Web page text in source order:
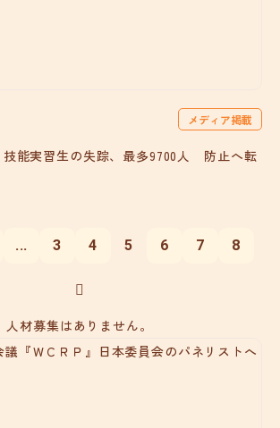
メディア掲載
技能実習生の失踪、最多9700人 防止へ転
... 3 4 5 6 7 8
人材募集はありません。